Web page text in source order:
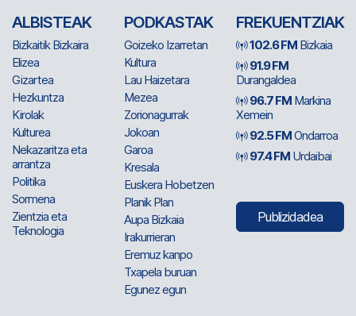
ALBISTEAK
Bizkaitik Bizkaira
Elizea
Gizartea
Hezkuntza
Kirolak
Kulturea
Nekazaritza eta
arrantza
Politika
Sormena
Zientzia eta
Teknologia
PODKASTAK
Goizeko Izarretan
Kultura
Lau Haizetara
Mezea
Zorionagurrak
Jokoan
Garoa
Kresala
Euskera Hobetzen
Planik Plan
Aupa Bizkaia
Irakurrieran
Eremuz kanpo
Txapela buruan
Egunez egun
FREKUENTZIAK
102.6 FM Bizkaia
91.9 FM
Durangaldea
96.7 FM Markina
Xemein
92.5 FMOndarroa
97.4 FM Urdaibai
Publizidadea